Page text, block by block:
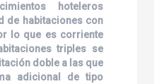
hoteleros
de habitaciones con
lo que es corriente
triples se
doble a las que
adicional de tipo